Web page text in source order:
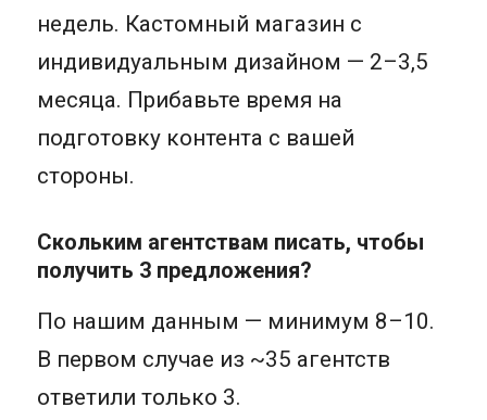
недель. Кастомный магазин с
индивидуальным дизайном — 2–3,5
месяца. Прибавьте время на
подготовку контента с вашей
стороны.
Скольким агентствам писать, чтобы
получить 3 предложения?
По нашим данным — минимум 8–10.
В первом случае из ~35 агентств
ответили только 3.